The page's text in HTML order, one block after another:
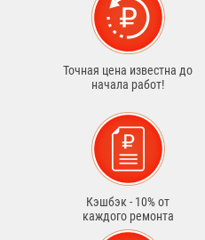
Точная цена известна до
начала работ!
Кэшбэк - 10% от
каждого ремонта